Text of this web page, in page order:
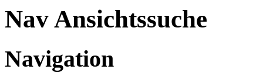
Nav Ansichtssuche
Navigation